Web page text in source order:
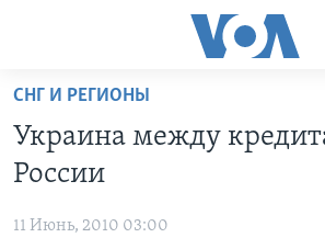
Перейти
основной
контент
ПРОГРАММЫ
НОВОСТИ ЗА МИНУТУ
УЧИМ АНГЛИЙСКИЙ
ЭКСПЕРТИЗА
СНГ И РЕГИОНЫ
Украина между
России
11 Июнь, 2010 03:00